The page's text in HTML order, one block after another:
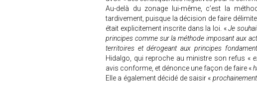
Au-delà du zonage lui-même, c’est la
tardivement, puisque la décision de faire
était explicitement inscrite dans la loi. «Je
principes comme sur la méthode imposant aux
territoires et dérogeant aux principes
Hidalgo, qui reproche au ministre son refus «
avis conforme, et dénonce une façon de faire «
Elle a également décidé de saisir « prochainement